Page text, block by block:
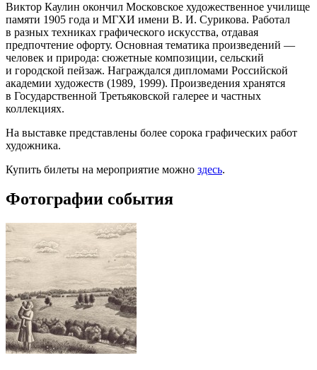
Виктор Каулин окончил Московское художественное училище
памяти 1905 года и МГХИ имени В. И. Сурикова. Работал
в разных техниках графического искусства, отдавая
предпочтение офорту. Основная тематика произведений —
человек и природа: сюжетные композиции, сельский
и городской пейзаж. Награждался дипломами Российской
академии художеств (1989, 1999). Произведения хранятся
в Государственной Третьяковской галерее и частных
коллекциях.
На выставке представлены более сорока графических работ
художника.
Купить билеты на мероприятие можно здесь.
Фотографии события